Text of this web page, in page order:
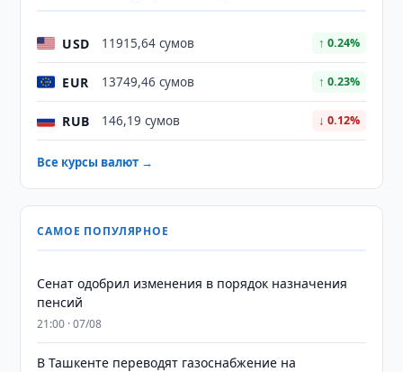
USD 11915,64 сумов ↑ 0.24%
EUR 13749,46 сумов ↑ 0.23%
RUB 146,19 сумов ↓ 0.12%
Все курсы валют →
САМОЕ ПОПУЛЯРНОЕ
Сенат одобрил изменения в порядок назначения
пенсий
21:00 · 07/08
В Ташкенте переводят газоснабжение на